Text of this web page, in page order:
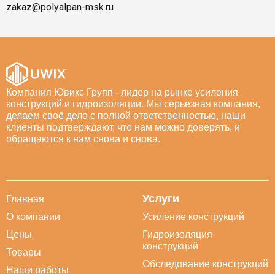
zakaz@polyalpan-msk.ru
Компания Ювикс Групп - лидер на рынке усиления
конструкций и гидроизоляции. Мы серьезная компания,
делаем своё дело с полной ответственностью, наши
клиенты подтверждают, что нам можно доверять, и
обращаются к нам снова и снова.
Главная
О компании
Цены
Товары
Наши работы
Услуги
Усиление конструкций
Гидроизоляция
конструкций
Обследование конструкций